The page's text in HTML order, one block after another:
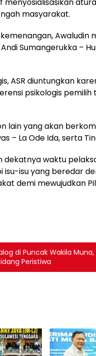
masyarakat.
Awaludin
Sumangerukka –
ASR diuntungkan
psikologis
lain yang akan
– La Ode Ida, serta
dekatnya waktu
isu-isu yang beredar
demi mewujudkan
di Puncak Wakila
Peristiwa